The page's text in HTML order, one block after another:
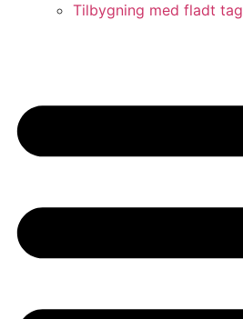
Tilbygning med fladt tag